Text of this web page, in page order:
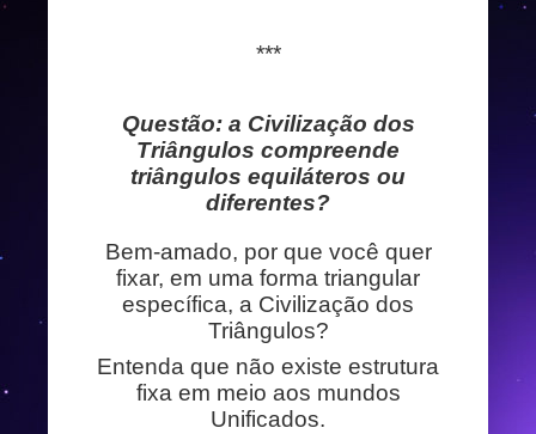
***
Questão: a Civilização dos
Triângulos compreende
triângulos equiláteros ou
diferentes?
Bem-amado, por que você quer
fixar, em uma forma triangular
específica, a Civilização dos
Triângulos?
Entenda que não existe estrutura
fixa em meio aos mundos
Unificados.